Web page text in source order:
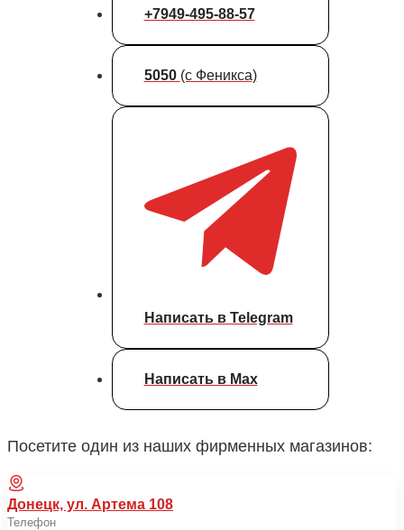
+7949-495-88-57
5050 (с Феникса)
Написать в Telegram
Написать в Max
Посетите один из наших фирменных магазинов:
Донецк, ул. Артема 108
Телефон